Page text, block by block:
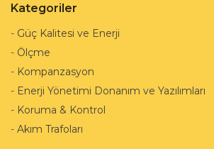
Kategoriler
- Güç Kalitesi ve Enerji
- Ölçme
- Kompanzasyon
- Enerji Yönetimi Donanım ve Yazılımları
- Koruma & Kontrol
- Akım Trafoları